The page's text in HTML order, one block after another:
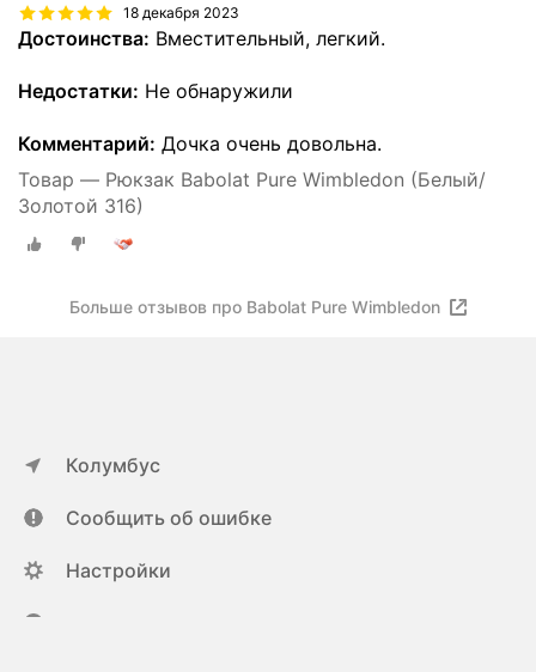
18 декабря 2023
Достоинства: Вместительный, легкий.
Недостатки: Не обнаружили
Комментарий: Дочка очень довольна.
Товар — Рюкзак Babolat Pure Wimbledon (Белый/
Золотой 316)
Больше отзывов про Babolat Pure Wimbledon
Колумбус
Сообщить об ошибке
Настройки